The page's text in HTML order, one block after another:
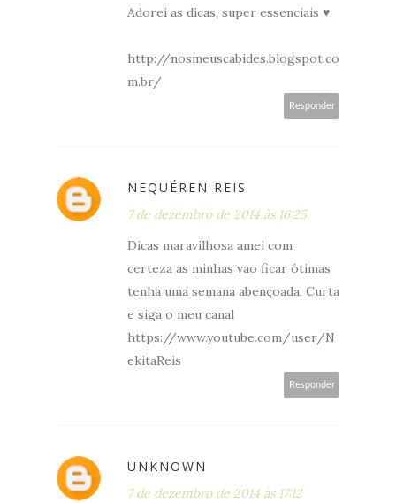
Adorei as dicas, super essenciais ♥
http://nosmeuscabides.blogspot.co
m.br/
Responder
NEQUÉREN REIS
7 de dezembro de 2014 às 16:25
Dicas maravilhosa amei com
certeza as minhas vao ficar ótimas
tenha uma semana abençoada, Curta
e siga o meu canal
https://www.youtube.com/user/N
ekitaReis
Responder
UNKNOWN
7 de dezembro de 2014 às 17:12